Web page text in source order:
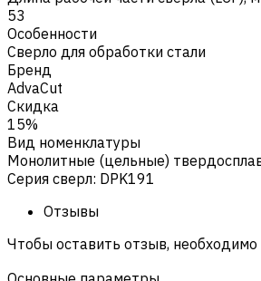
53
Особенности
Сверло для обработки стали
Бренд
AdvaCut
Скидка
15%
Вид номенклатуры
Монолитные (цельные)
Серия сверл: DPK191
Отзывы
Чтобы оставить отзыв, необходимо